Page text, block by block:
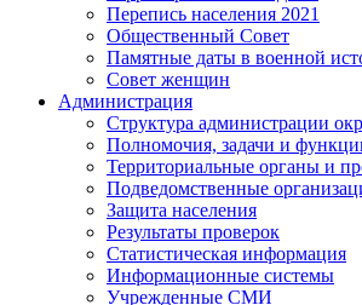
Перепись населения 2021
Общественный Совет
Памятные даты в военной
Совет женщин
Администрация
Структура администрации
Полномочия, задачи и
Территориальные органы и
Подведомственные
Защита населения
Результаты проверок
Статистическая информация
Информационные системы
Учрежденные СМИ